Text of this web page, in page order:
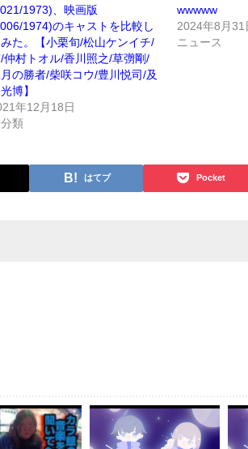
1973)、映画版
1974)のキャストを比較し
た。【小栗旬/松山ケンイチ/
仲村トオル/香川照之/草彅剛/
月の勝者/柴咲コウ/豊川悦司/及
光博】
年12月18日
類
wwwww
2024年8月31
ニュース
はてブ Pocket